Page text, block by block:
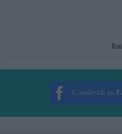
Condividi su